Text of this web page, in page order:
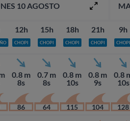
10 AGOSTO
12h
CHOPI
0.8 m
8s
86
15h
CHOPI
0.7 m
8s
64
18h
CHOPI
0.8 m
10s
115
21h
CHOPI
0.8 m
9s
104
9h
CHOPI
0.8
10s
128